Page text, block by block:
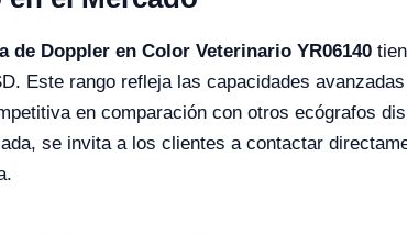
de Doppler en Color Veterinario YR06140
Este rango refleja las capacidades
en comparación con otros ecógrafos
se invita a los clientes a contactar